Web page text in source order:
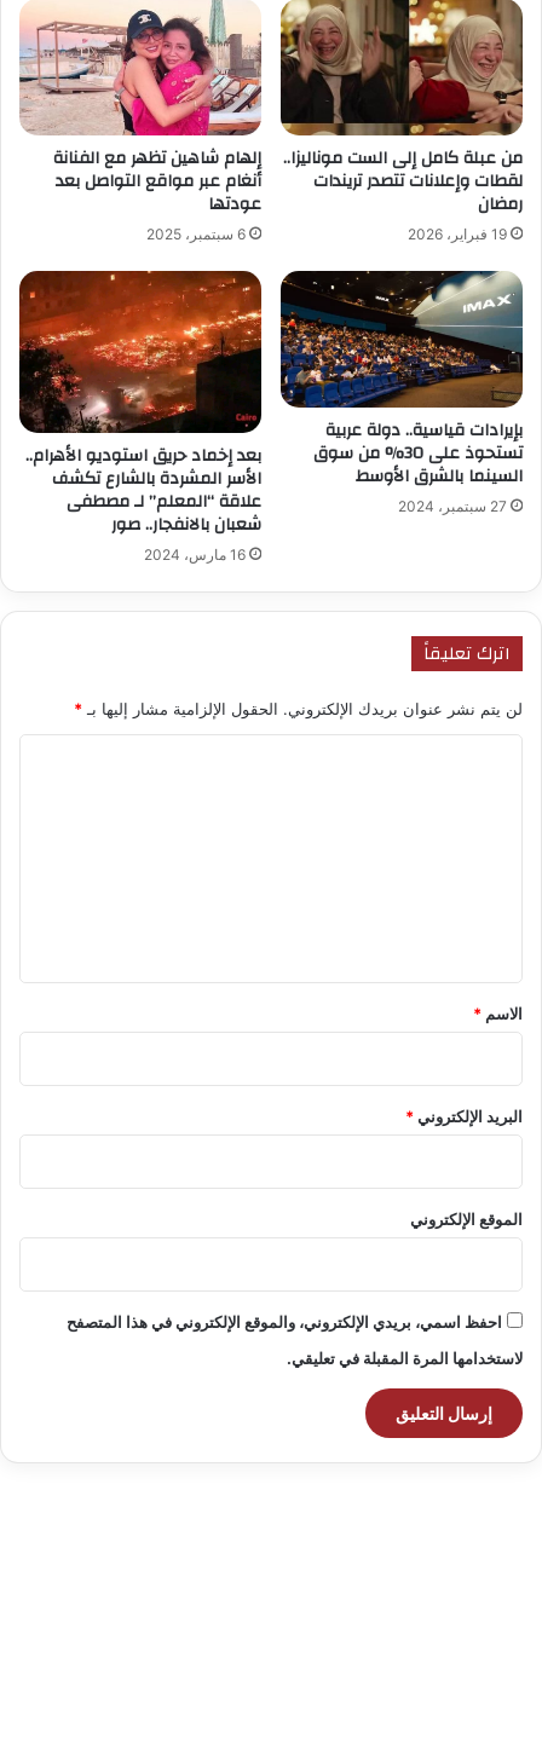
من عبلة كامل إلى الست موناليزا..
لقطات وإعلانات تتصدر تريندات
رمضان
19 فبراير، 2026
إلهام شاهين تظهر مع الفنانة
أنغام عبر مواقع التواصل بعد
عودتها
6 سبتمبر، 2025
بإيرادات قياسية.. دولة عربية
تستحوذ على 30% من سوق
السينما بالشرق الأوسط
27 سبتمبر، 2024
بعد إخماد حريق استوديو الأهرام..
الأسر المشردة بالشارع تكشف
علاقة “المعلم” لـ مصطفى
شعبان بالانفجار.. صور
16 مارس، 2024
اترك تعليقاً
لن يتم نشر عنوان بريدك الإلكتروني. الحقول الإلزامية مشار إليها بـ *
*
الاسم *
البريد الإلكتروني*
الموقع الإلكتروني
احفظ اسمي، بريدي الإلكتروني، والموقع الإلكتروني في هذا المتصفح
لاستخدامها المرة المقبلة في تعليقي.